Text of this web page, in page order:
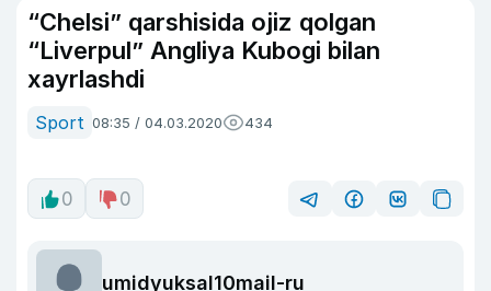
“Chelsi” qarshisida ojiz qolgan
“Liverpul” Angliya Kubogi bilan
xayrlashdi
Sport 08:35 / 04.03.2020 434
0 0
umidyuksal10mail-ru